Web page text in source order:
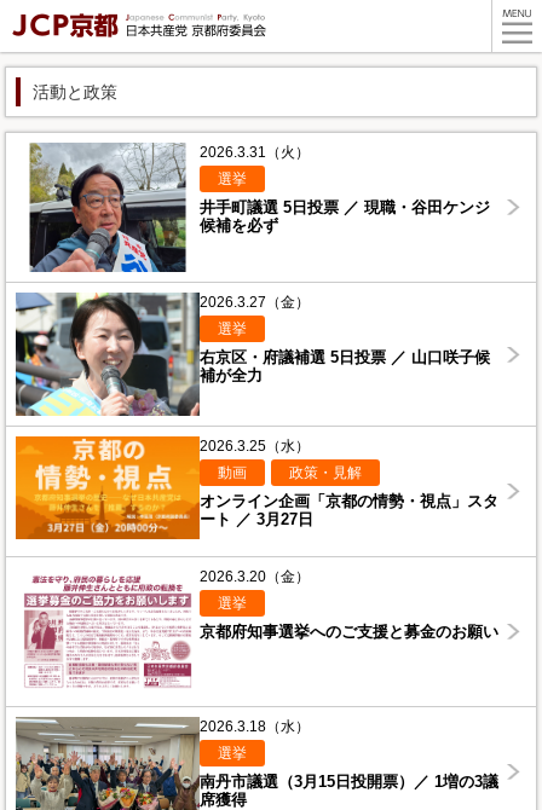
活動と政策
2026.3.31（火）
選挙
井手町議選 5日投票 ／ 現職・谷田ケンジ
候補を必ず
2026.3.27（金）
選挙
右京区・府議補選 5日投票 ／ 山口咲子候
補が全力
2026.3.25（水）
動画
政策・見解
オンライン企画「京都の情勢・視点」スタ
ート ／ 3月27日
2026.3.20（金）
選挙
京都府知事選挙へのご支援と募金のお願い
2026.3.18（水）
選挙
南丹市議選（3月15日投開票）／ 1増の3議
席獲得